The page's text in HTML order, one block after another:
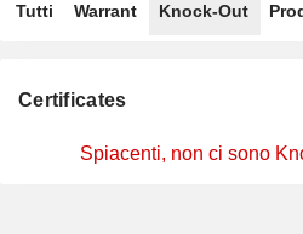
Tutti Warrant Knock-Out
Certificates
Spiacenti, non ci sono